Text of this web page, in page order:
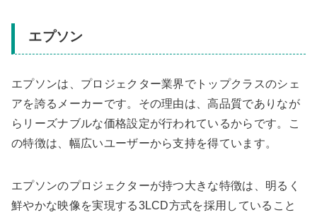
エプソン
エプソンは、プロジェクター業界でトップクラスのシェ
アを誇るメーカーです。その理由は、高品質でありなが
らリーズナブルな価格設定が行われているからです。こ
の特徴は、幅広いユーザーから支持を得ています。
エプソンのプロジェクターが持つ大きな特徴は、明るく
鮮やかな映像を実現する3LCD方式を採用していること